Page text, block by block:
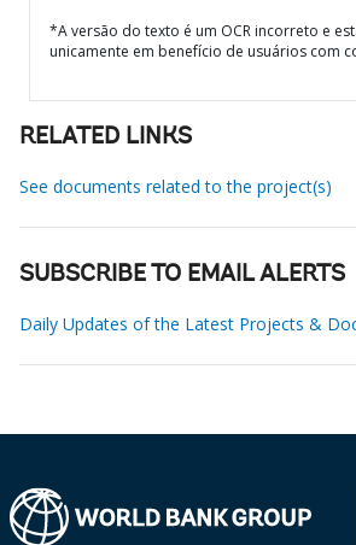
*A versão do texto é um OCR incorreto e
unicamente em benefício de usuários com
RELATED LINKS
See documents related to the project(s)
SUBSCRIBE TO EMAIL ALERTS
Daily Updates of the Latest Projects &